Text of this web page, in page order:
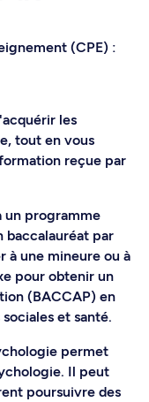
(CPE) :
les
tout en vous
reçue par
un programme
baccalauréat par
à une mineure ou à
pour obtenir un
(BACCAP) en
et santé.
permet
Il peut
poursuivre des